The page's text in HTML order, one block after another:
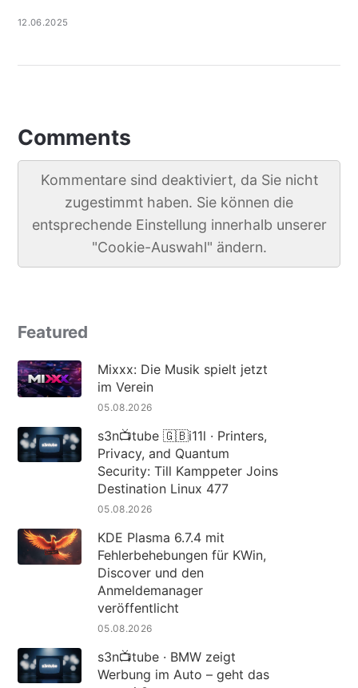
12.06.2025
Comments
Kommentare sind deaktiviert, da Sie nicht
zugestimmt haben. Sie können die
entsprechende Einstellung innerhalb unserer
"Cookie-Auswahl" ändern.
Featured
Mixxx: Die Musik spielt jetzt
im Verein
05.08.2026
s3n📺tube 🇬🇧i11l · Printers,
Privacy, and Quantum
Security: Till Kamppeter Joins
Destination Linux 477
05.08.2026
KDE Plasma 6.7.4 mit
Fehlerbehebungen für KWin,
Discover und den
Anmeldemanager
veröffentlicht
05.08.2026
s3n📺tube · BMW zeigt
Werbung im Auto – geht das